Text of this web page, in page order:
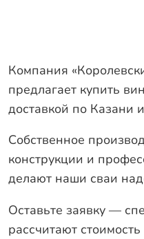
Компания
предлагает купить
доставкой по Казани
Собственное
конструкции и
делают наши сваи
Оставьте заявку —
рассчитают